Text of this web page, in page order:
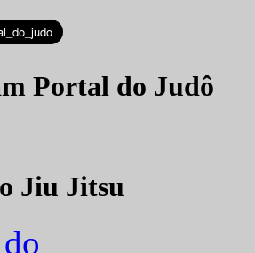
Portal do Judô
Jiu Jitsu